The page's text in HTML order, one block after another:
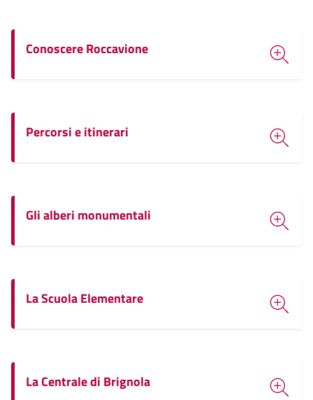
Conoscere Roccavione
Percorsi e itinerari
Gli alberi monumentali
La Scuola Elementare
La Centrale di Brignola